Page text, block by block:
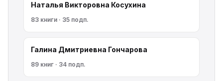
Наталья Викторовна Косухина
83 книги · 35 подп.
Галина Дмитриевна Гончарова
89 книг · 34 подп.